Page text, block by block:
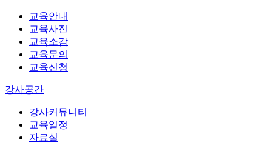
교육안내
교육사진
교육소감
교육문의
교육신청
강사공간
강사커뮤니티
교육일정
자료실